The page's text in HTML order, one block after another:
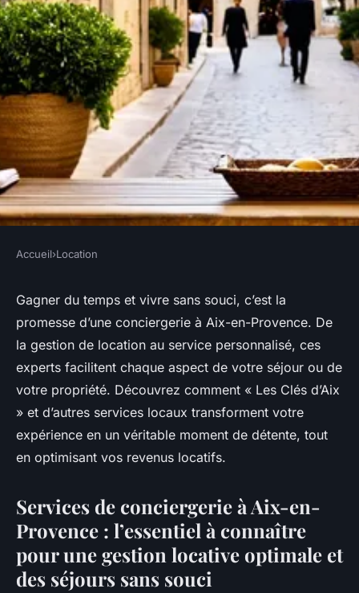
Conciergerie à aix en
provence : vivez des vacances
sereines
admin •20 juin 2025•4 min de lecture
Accueil›Location
Gagner du temps et vivre sans souci, c’est la
promesse d’une conciergerie à Aix-en-Provence. De
la gestion de location au service personnalisé, ces
experts facilitent chaque aspect de votre séjour ou de
votre propriété. Découvrez comment « Les Clés d’Aix
» et d’autres services locaux transforment votre
expérience en un véritable moment de détente, tout
en optimisant vos revenus locatifs.
Services de conciergerie à Aix-en-
Provence : l’essentiel à connaître
pour une gestion locative optimale et
des séjours sans souci